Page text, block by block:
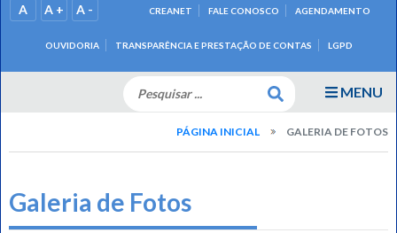
A A + A -
OUVIDORIA TRANSPARÊNCIA E PRESTAÇÃO DE CONTAS LGPD
CREANET FALE CONOSCO AGENDAMENTO
MENU
PÁGINA INICIAL GALERIA DE FOTOS
Galeria de Fotos